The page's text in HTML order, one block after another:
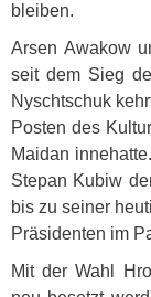
bleiben.
Arsen Awakow
seit dem Sieg
Nyschtschuk
Posten des
Maidan
Stepan Kubiw
bis zu seiner
Präsidenten im
Mit der Wahl